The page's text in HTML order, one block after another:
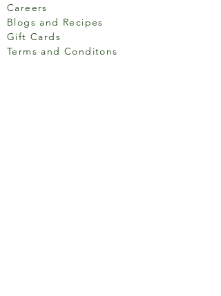
Careers
Blogs and Recipes
Gift Cards
Terms and Conditons